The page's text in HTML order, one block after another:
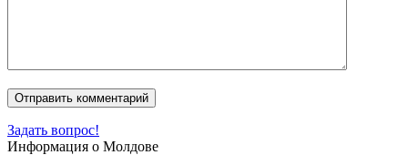
Задать вопрос!
Информация о Молдове